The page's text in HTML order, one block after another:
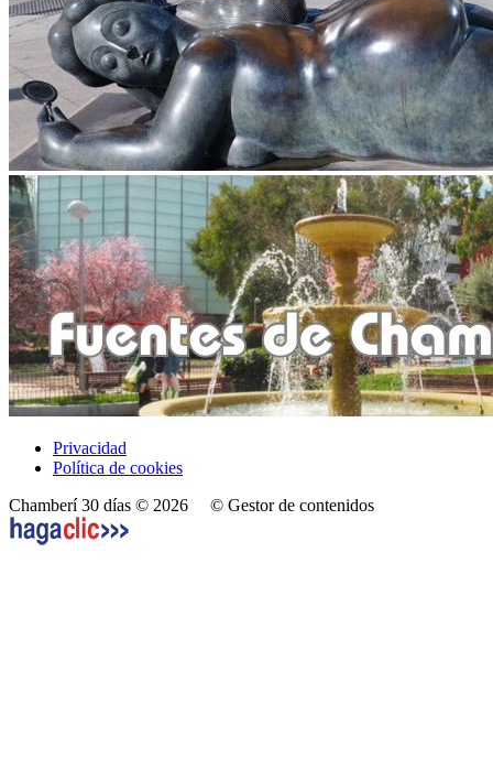
Privacidad
Política de cookies
Chamberí 30 días © 2026 © Gestor de contenidos